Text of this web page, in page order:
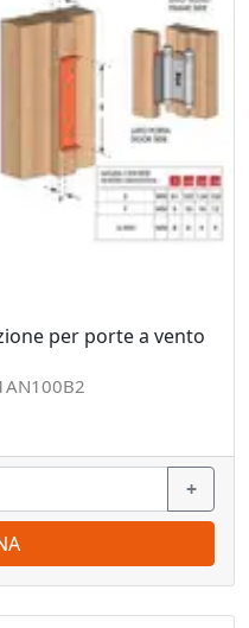
per porte a vento
+